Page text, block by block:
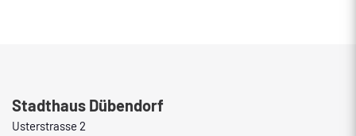
Stadthaus Dübendorf
Usterstrasse 2